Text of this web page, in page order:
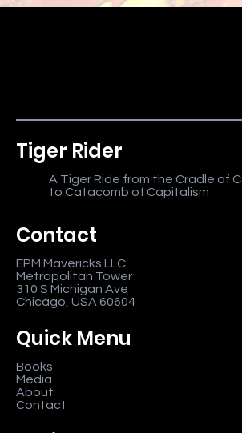
Tiger Rider
A Tiger Ride from the Cradle of
to Catacomb of Capitalism
Contact
EPM Mavericks LLC
Metropolitan Tower
310 S Michigan Ave
Chicago, USA 60604
Quick Menu
Books
Media
About
Contact